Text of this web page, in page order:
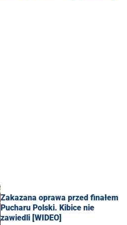
Zakazana oprawa przed finałem
Pucharu Polski. Kibice nie
zawiedli [WIDEO]